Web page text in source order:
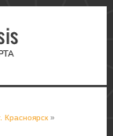
Красноярск »